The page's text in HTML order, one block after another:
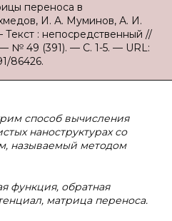
переноса в
И. А. Муминов, А. И.
: непосредственный //
№ 49 (391). — С. 1-5. — URL:
86426.
способ вычисления
наноструктурах со
называемый методом
функция, обратная
матрица переноса.